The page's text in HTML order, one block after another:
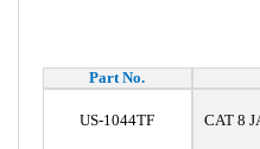
Part No.
US-1044TF CAT 8